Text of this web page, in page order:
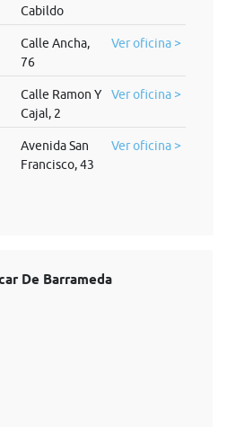
Cabildo
Calle Ancha,
76
Ver oficina >
Calle Ramon Y
Cajal, 2
Ver oficina >
Avenida San
Francisco, 43
Ver oficina >
De Barrameda